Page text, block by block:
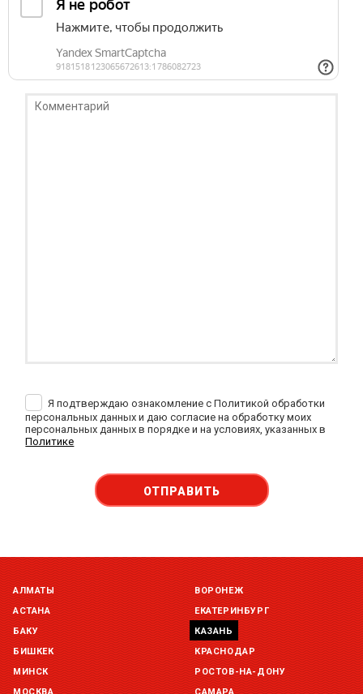
Я подтверждаю ознакомление с Политикой обработки
персональных данных и даю согласие на обработку моих
персональных данных в порядке и на условиях, указанных в
Политике
ОТПРАВИТЬ
АЛМАТЫ
АСТАНА
БАКУ
БИШКЕК
ВОРОНЕЖ
ЕКАТЕРИНБУРГ
КАЗАНЬ
КРАСНОДАР
МИНСК
РОСТОВ-НА-ДОНУ